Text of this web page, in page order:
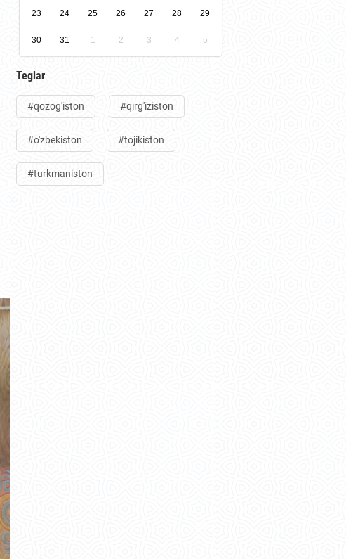
23 24 25 26 27 28 29
30 31 1 2 3 4 5
Teglar
#qozog'iston #qirg'iziston
#o'zbekiston #tojikiston
#turkmaniston